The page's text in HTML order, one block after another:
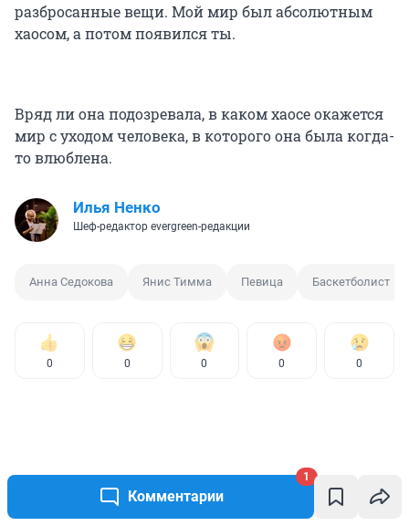
Комментарии
1
разбросанные вещи. Мой мир был абсолютным
хаосом, а потом появился ты.
Вряд ли она подозревала, в каком хаосе окажется
мир с уходом человека, в которого она была когда-
то влюблена.
Илья Ненко
Шеф-редактор evergreen-редакции
Анна Седокова Янис Тимма Певица Баскетболист
0 0 0 0 0